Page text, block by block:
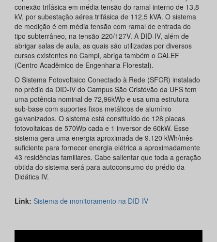
conexão trifásica em média tensão do ramal interno de 13,8
kV, por subestação aérea trifásica de 112,5 kVA. O sistema
de medição é em média tensão com ramal de entrada do
tipo subterrâneo, na tensão 220/127V. A DID-IV, além de
abrigar salas de aula, as quais são utilizadas por diversos
cursos existentes no Campi, abriga também o CALEF
(Centro Acadêmico de Engenharia Florestal).
O Sistema Fotovoltaico Conectado à Rede (SFCR) instalado
no prédio da DID-IV do Campus São Cristóvão da UFS tem
uma potência nominal de 72,96kWp e usa uma estrutura
sub-base com suportes fixos metálicos de alumínio
galvanizados. O sistema está constituído de 128 placas
fotovoltaicas de 570Wp cada e 1 inversor de 60kW. Esse
sistema gera uma energia aproximada de 9.120 kWh/mês
suficiente para fornecer energia elétrica a aproximadamente
43 residências familiares. Cabe salientar que toda a geração
obtida do sistema será para autoconsumo do prédio da
Didática IV.
Link: Sistema de monitoramento na DID-IV